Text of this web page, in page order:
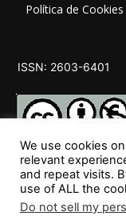
Política de Cookies
ISSN: 2603-6401
We use cookies
relevant
and repeat visits.
use of ALL the
Do not sell my